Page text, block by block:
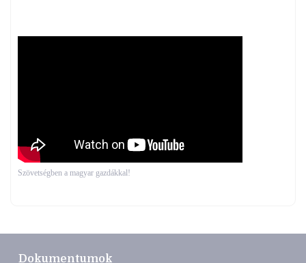
Szövetségben a magyar gazdákkal!
Dokumentumok